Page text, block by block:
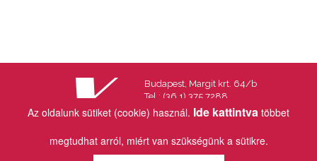
Az oldalunk sütiket (cookie) használ. Ide kattintva többet
megtudhat arról, miért van szükségünk a sütikre.
Budapest, Margit krt. 64/b
Tel.: (36 1) 375 7288
Fax.: (36 1) 202 7145
Email: